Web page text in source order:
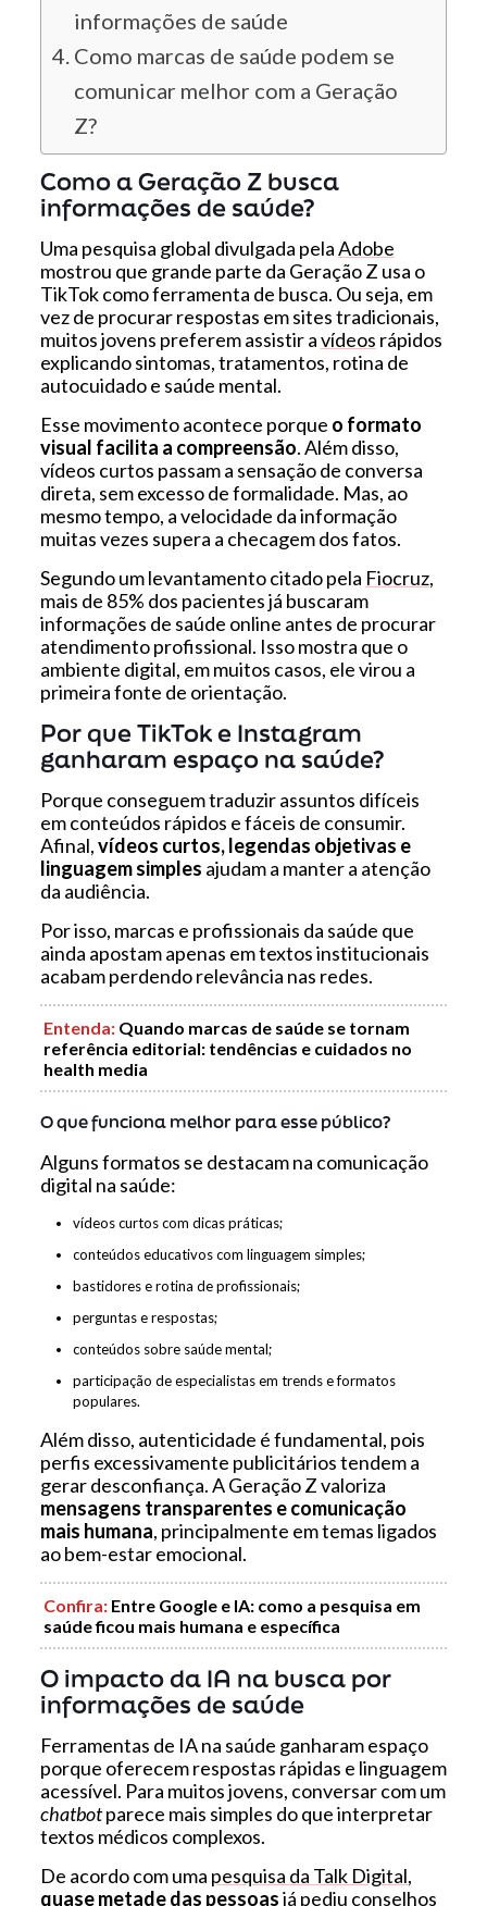
informações de saúde
Como marcas de saúde podem se
comunicar melhor com a Geração
Z?
Como a Geração Z busca
informações de saúde?
Uma pesquisa global divulgada pelaAdobe
mostrou que grande parte da Geração Z usa o
TikTok como ferramenta de busca. Ou seja, em
vez de procurar respostas em sites tradicionais,
muitos jovens preferem assistir avídeos rápidos
explicando sintomas, tratamentos, rotina de
autocuidado e saúde mental.
Esse movimento acontece porque o formato
visual facilita a compreensão. Além disso,
vídeos curtos passam a sensação de conversa
direta, sem excesso de formalidade. Mas, ao
mesmo tempo, a velocidade da informação
muitas vezes supera a checagem dos fatos.
Segundo um levantamento citado pela Fiocruz,
mais de 85% dos pacientes já buscaram
informações de saúde online antes de procurar
atendimento profissional. Isso mostra que o
ambiente digital, em muitos casos, ele virou a
primeira fonte de orientação.
Por que TikTok e Instagram
ganharam espaço na saúde?
Porque conseguem traduzir assuntos difíceis
em conteúdos rápidos e fáceis de consumir.
Afinal,vídeos curtos, legendas objetivas e
linguagem simples ajudam a manter a atenção
da audiência.
Por isso, marcas e profissionais da saúde que
ainda apostam apenas em textos institucionais
acabam perdendo relevância nas redes.
Entenda: Quando marcas de saúde se tornam
referência editorial: tendências e cuidados no
health media
O que funciona melhor para esse público?
Alguns formatos se destacam na comunicação
digital na saúde:
vídeos curtos com dicas práticas;
conteúdos educativos com linguagem simples;
bastidores e rotina de profissionais;
perguntas e respostas;
conteúdos sobre saúde mental;
participação de especialistas em trends e formatos
populares.
Além disso, autenticidade é fundamental, pois
perfis excessivamente publicitários tendem a
gerar desconfiança. A Geração Z valoriza
mensagens transparentes e comunicação
mais humana, principalmente em temas ligados
ao bem-estar emocional.
Confira: Entre Google e IA: como a pesquisa em
saúde ficou mais humana e específica
O impacto da IA na busca por
informações de saúde
Ferramentas de IA na saúde ganharam espaço
porque oferecem respostas rápidas e linguagem
acessível. Para muitos jovens, conversar com um
chatbotparece mais simples do que interpretar
textos médicos complexos.
De acordo com uma pesquisa da Talk Digital,
quase metade das pessoasjá pediu conselhos